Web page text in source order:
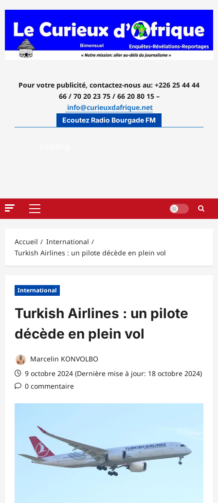
contenu
Pour votre publicité, contactez-nous au: +226 25 44 44
66 / 70 20 23 75 / 66 20 80 15 –
info@curieuxdafrique.net
Ecoutez Radio Bourgade FM
Menu
Accueil
International
Turkish Airlines : un pilote décède en plein vol
International
Turkish Airlines : un pilote
décède en plein vol
Marcelin KONVOLBO
9 octobre 2024 (Dernière mise à jour: 18 octobre 2024)
0 commentaire